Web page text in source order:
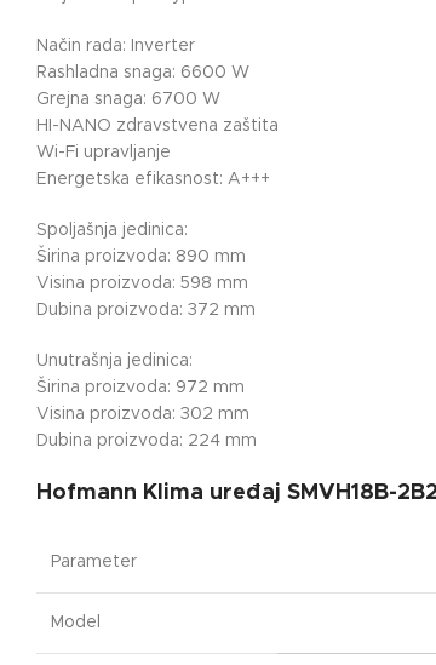
Način rada: Inverter
Rashladna snaga: 6600 W
Grejna snaga: 6700 W
HI-NANO zdravstvena zaštita
Wi-Fi upravljanje
Energetska efikasnost: A+++
Spoljašnja jedinica:
Širina proizvoda: 890 mm
Visina proizvoda: 598 mm
Dubina proizvoda: 372 mm
Unutrašnja jedinica:
Širina proizvoda: 972 mm
Visina proizvoda: 302 mm
Dubina proizvoda: 224 mm
Hofmann Klima uređaj SMVH1 8 B-
Parameter
Model